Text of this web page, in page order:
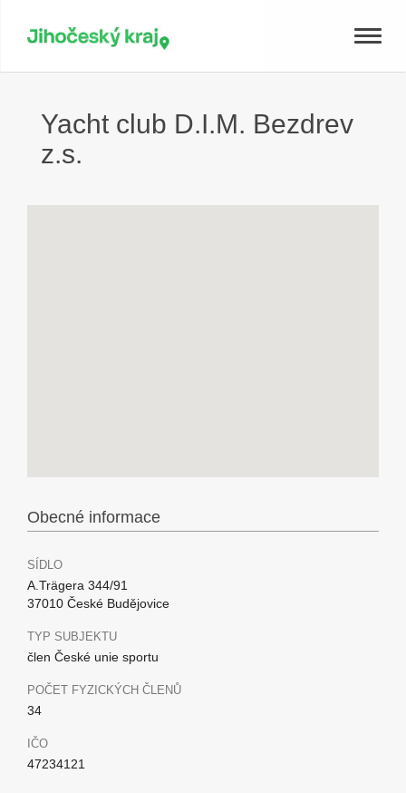
Toggle
Yacht club D.I.M. Bezdrev
z.s.
Obecné informace
SÍDLO
A.Trägera 344/91
37010 České Budějovice
TYP SUBJEKTU
člen České unie sportu
POČET FYZICKÝCH ČLENŮ
34
IČO
47234121